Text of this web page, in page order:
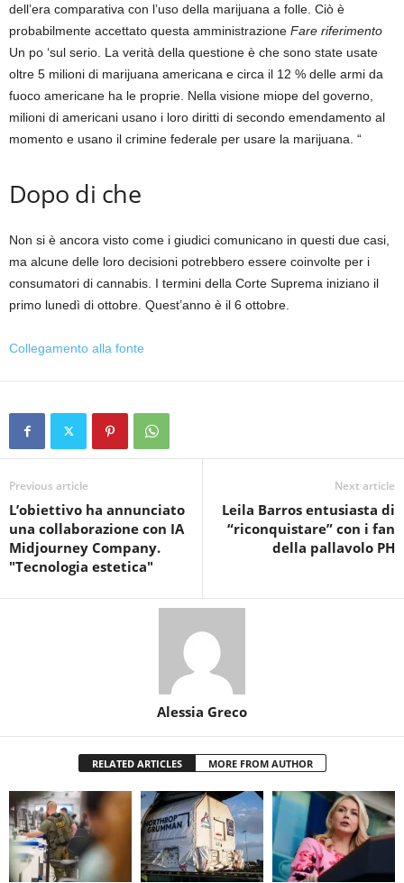
dell’era comparativa con l’uso della marijuana a folle. Ciò è
probabilmente accettato questa amministrazione Fare riferimento
Un po ‘sul serio. La verità della questione è che sono state usate
oltre 5 milioni di marijuana americana e circa il 12 % delle armi da
fuoco americane ha le proprie. Nella visione miope del governo,
milioni di americani usano i loro diritti di secondo emendamento al
momento e usano il crimine federale per usare la marijuana. “
Dopo di che
Non si è ancora visto come i giudici comunicano in questi due casi,
ma alcune delle loro decisioni potrebbero essere coinvolte per i
consumatori di cannabis. I termini della Corte Suprema iniziano il
primo lunedì di ottobre. Quest’anno è il 6 ottobre.
Collegamento alla fonte
Previous article
L’obiettivo ha annunciato
una collaborazione con IA
Midjourney Company.
"Tecnologia estetica"
Next article
Leila Barros entusiasta di
“riconquistare” con i fan
della pallavolo PH
Alessia Greco
RELATED ARTICLES MORE FROM AUTHOR